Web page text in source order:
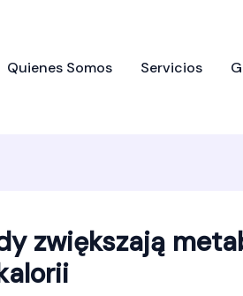
Quienes Somos Servicios
zwiększają